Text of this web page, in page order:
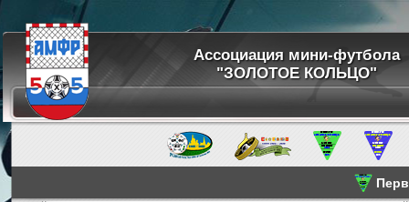
Ассоциация мини-футбола
"ЗОЛОТОЕ КОЛЬЦО"